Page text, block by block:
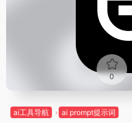
0
ai工具导航 ai prompt提示词